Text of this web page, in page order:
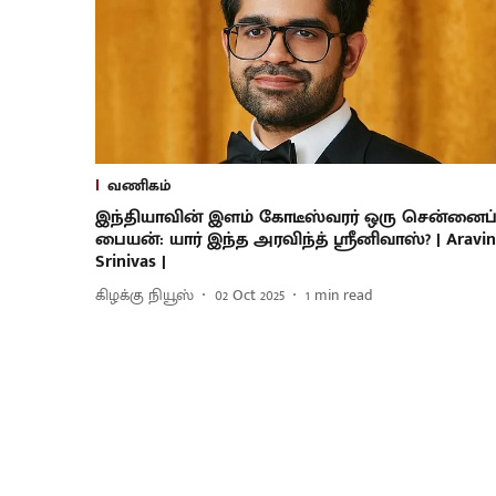
வணிகம்
இந்தியாவின் இளம் கோடீஸ்வரர் ஒரு சென்னைப்
பையன்: யார் இந்த அரவிந்த் ஸ்ரீனிவாஸ்? |
Srinivas |
கிழக்கு நியூஸ் 02 Oct 2025 1 min read